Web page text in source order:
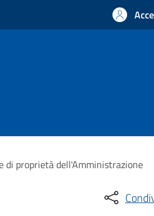
di proprietà dell'Amministrazione